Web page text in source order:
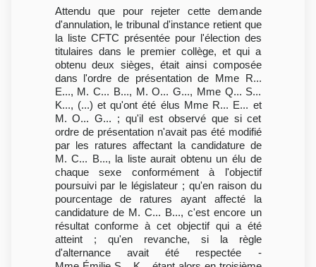
Attendu que pour rejeter cette demande
d'annulation, le tribunal d'instance retient que
la liste CFTC présentée pour l'élection des
titulaires dans le premier collège, et qui a
obtenu deux sièges, était ainsi composée
dans l'ordre de présentation de Mme R...
E..., M. C... B..., M. O... G..., Mme Q... S...
K..., (...) et qu'ont été élus Mme R... E... et
M. O... G... ; qu'il est observé que si cet
ordre de présentation n'avait pas été modifié
par les ratures affectant la candidature de
M. C... B..., la liste aurait obtenu un élu de
chaque sexe conformément à l'objectif
poursuivi par le législateur ; qu'en raison du
pourcentage de ratures ayant affecté la
candidature de M. C... B..., c'est encore un
résultat conforme à cet objectif qui a été
atteint ; qu'en revanche, si la règle
d'alternance avait été respectée -